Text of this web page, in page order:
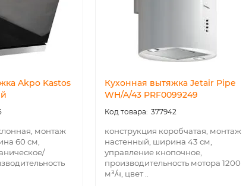
Akpo Kastos
монтаж
60 см,
Кухонная вытяжка Jetair Pipe
WH/A/43 PRF0099249
377942
конструкция коробчатая, монтаж
настенный, ширина 43 см,
управление кнопочное,
производительность мотора 1200
м³/ч, цвет ..